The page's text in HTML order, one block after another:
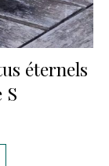
éternels
S